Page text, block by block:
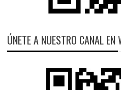
ÚNETE A NUESTRO CANAL EN